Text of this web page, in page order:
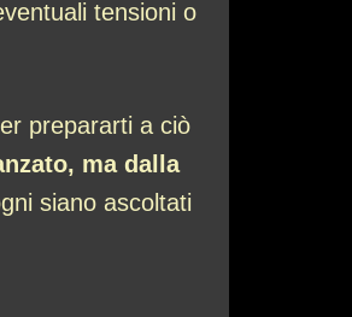
tensioni o
prepararti a ciò
ma dalla
siano ascoltati